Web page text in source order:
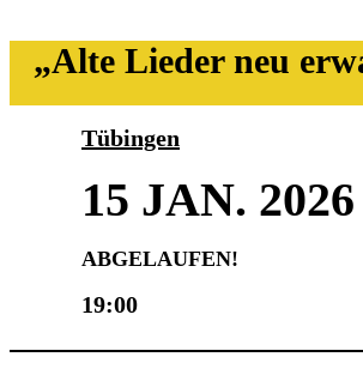
„Alte Lieder neu
Tübingen
15 JAN. 2026
ABGELAUFEN!
19:00